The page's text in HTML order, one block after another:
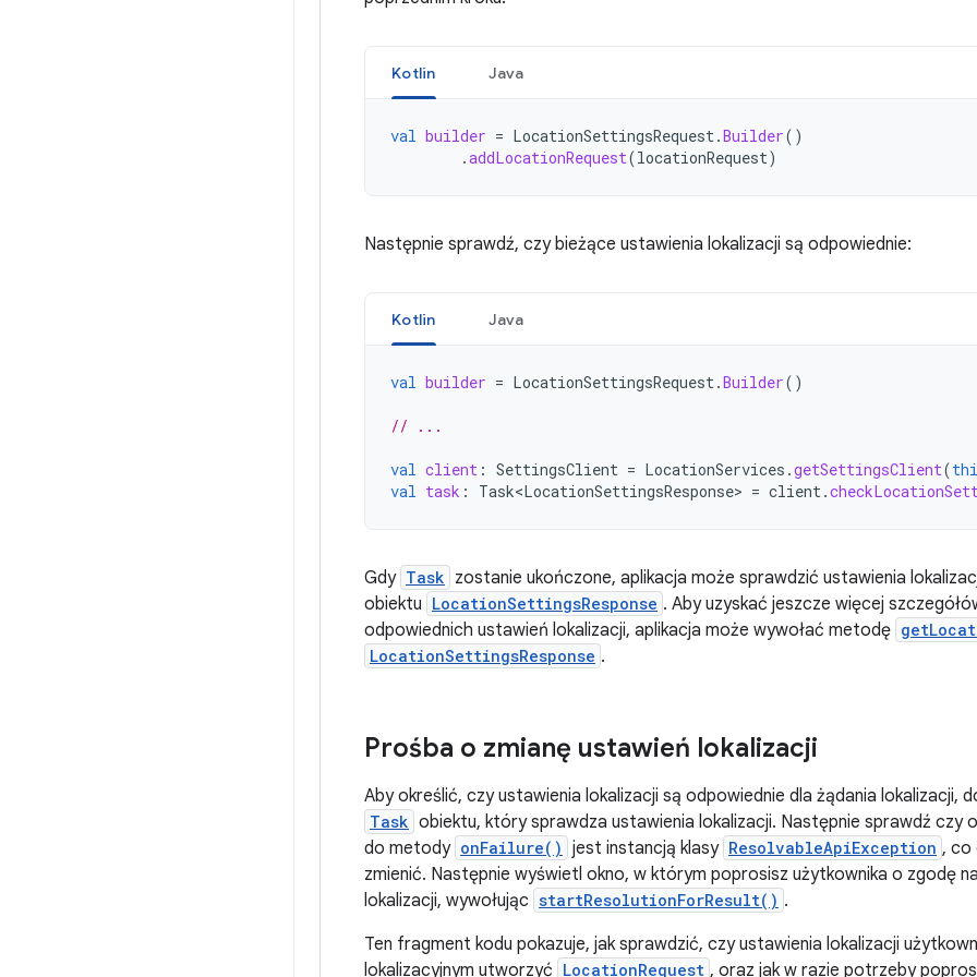
Kotlin Java
val builder = LocationSettingsRequest.Builder()
.addLocationRequest(locationRequest)
Następnie sprawdź, czy bieżące ustawienia lokalizacji są odpowiednie:
Kotlin Java
val builder = LocationSettingsRequest.Builder()
// ...
val client : SettingsClient = LocationServices .getSettingsClient(
val task : Task<LocationSettingsResponse> = client.
Gdy Task zostanie ukończone, aplikacja może sprawdzić ustawienia
obiektu LocationSettingsResponse . Aby uzyskać jeszcze więcej
odpowiednich ustawień lokalizacji, aplikacja może wywołać metodę
LocationSettingsResponse .
Prośba o zmianę ustawień lokalizacji
Aby określić, czy ustawienia lokalizacji są odpowiednie dla żądania lokalizacji,
Task obiektu, który sprawdza ustawienia lokalizacji. Następnie sprawdź czy
do metody onFailure() jest instancją klasy ResolvableApiException , co
zmienić. Następnie wyświetl okno, w którym poprosisz użytkownika o zgodę
lokalizacji, wywołując startResolutionForResult() .
Ten fragment kodu pokazuje, jak sprawdzić, czy ustawienia lokalizacji
lokalizacyjnym utworzyć LocationRequest , oraz jak w razie potrzeby